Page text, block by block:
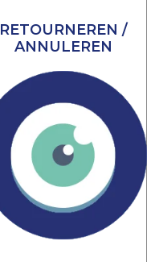
RETOURNEREN /
ANNULEREN